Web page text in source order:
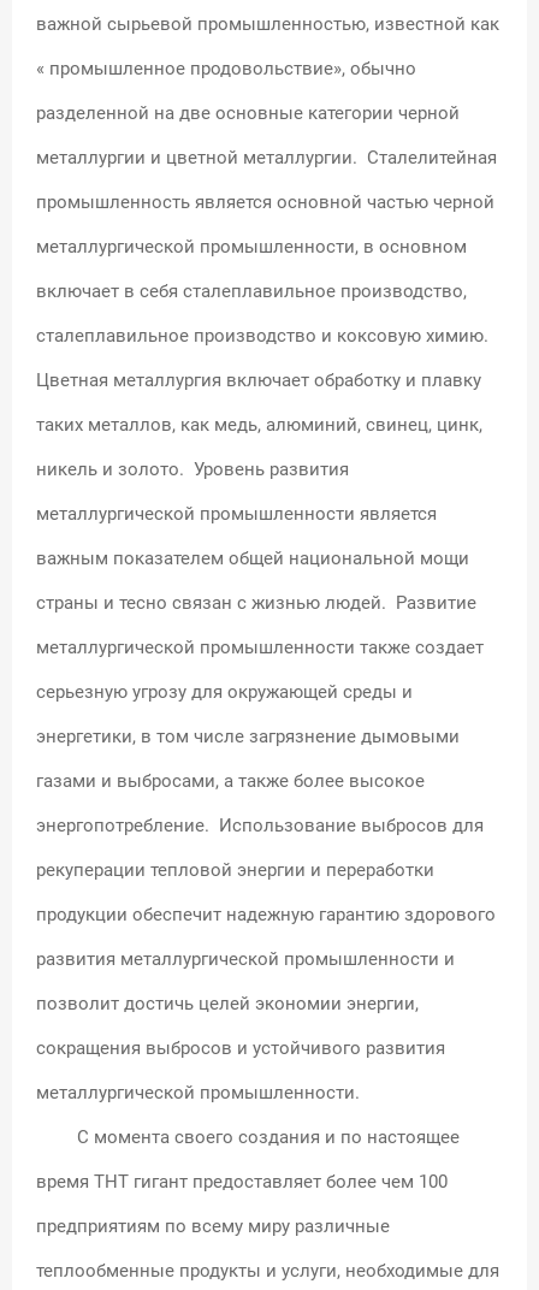
важной сырьевой промышленностью, известной как
« промышленное продовольствие», обычно
разделенной на две основные категории черной
металлургии и цветной металлургии. Сталелитейная
промышленность является основной частью черной
металлургической промышленности, в основном
включает в себя сталеплавильное производство,
сталеплавильное производство и коксовую химию.
Цветная металлургия включает обработку и плавку
таких металлов, как медь, алюминий, свинец, цинк,
никель и золото. Уровень развития
металлургической промышленности является
важным показателем общей национальной мощи
страны и тесно связан с жизнью людей. Развитие
металлургической промышленности также создает
серьезную угрозу для окружающей среды и
энергетики, в том числе загрязнение дымовыми
газами и выбросами, а также более высокое
энергопотребление. Использование выбросов для
рекуперации тепловой энергии и переработки
продукции обеспечит надежную гарантию здорового
развития металлургической промышленности и
позволит достичь целей экономии энергии,
сокращения выбросов и устойчивого развития
металлургической промышленности.
С момента своего создания и по настоящее
время THT гигант предоставляет более чем 100
предприятиям по всему миру различные
теплообменные продукты и услуги, необходимые для